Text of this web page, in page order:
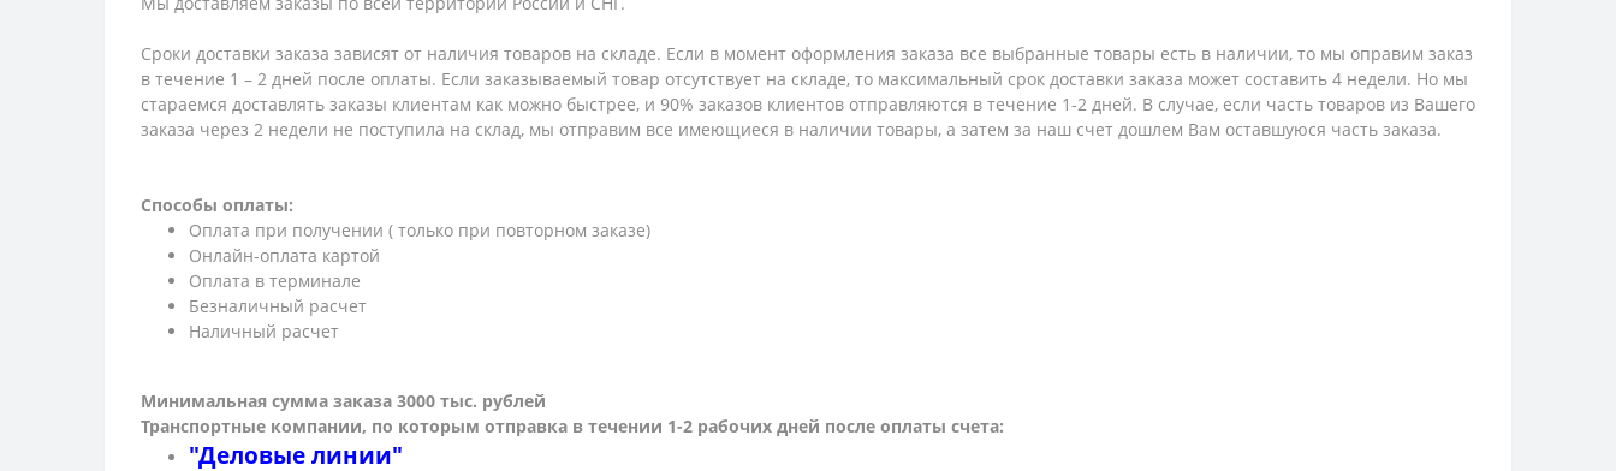
Сроки доставки заказа зависят от наличия товаров на складе. Если в момент оформления заказа все выбранные товары есть в наличии, то мы оправим заказ
в течение 1 – 2 дней после оплаты. Если заказываемый товар отсутствует на складе, то максимальный срок доставки заказа может составить 4 недели. Но мы
стараемся доставлять заказы клиентам как можно быстрее, и 90% заказов клиентов отправляются в течение 1-2 дней. В случае, если часть товаров из Вашего
заказа через 2 недели не поступила на склад, мы отправим все имеющиеся в наличии товары, а затем за наш счет дошлем Вам оставшуюся часть заказа.
Способы оплаты:
Оплата при получении ( только при повторном заказе)
Онлайн-оплата картой
Оплата в терминале
Безналичный расчет
Наличный расчет
Минимальная сумма заказа 3000 тыс. рублей
Транспортные компании, по которым отправка в течении 1-2 рабочих дней после оплаты счета:
"Деловые линии"